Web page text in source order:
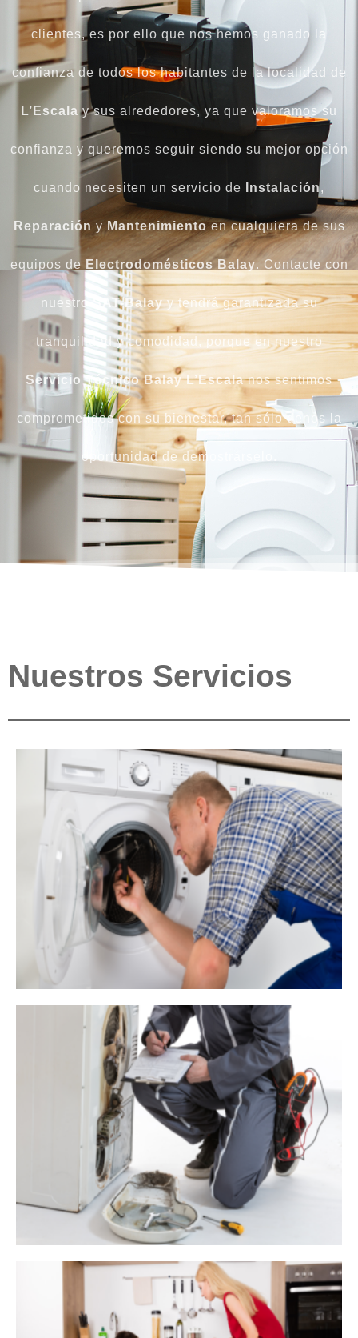
clientes, es por ello que nos hemos ganado la
confianza de todos los habitantes de la localidad de
L’Escalay sus alrededores, ya que valoramos su
confianza y queremos seguir siendo su mejor opción
cuando necesiten un servicio de Instalación,
Reparación y Mantenimientoen cualquiera de sus
equipos de Electrodomésticos Balay. Contacte con
nuestro SAT-Balayy tendrá garantizada su
tranquilidad y comodidad, porque en nuestro
Servicio Técnico Balay L’Escalanos sentimos
comprometidos con su bienestar, tan sólo denos la
oportunidad de demostrárselo.
Nuestros Servicios